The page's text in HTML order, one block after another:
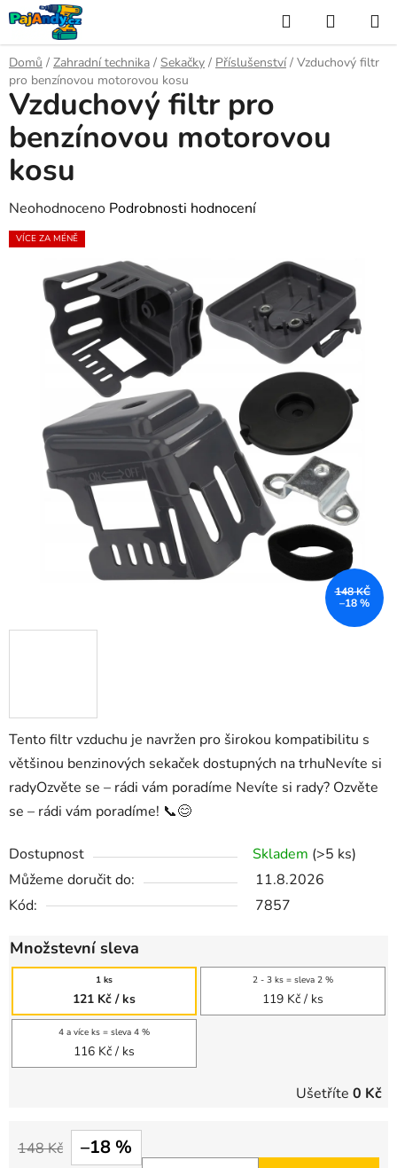
Přejít
na
obsah
Hledat
KOŠÍK
Domů / Zahradní technika / Sekačky / Příslušenství / Vzduchový filtr
pro benzínovou motorovou kosu
Tento filtr vzduchu je navržen pro širokou kompatibilitu s
většinou benzinových sekaček dostupných na trhuNevíte si
radyOzvěte se – rádi vám poradíme Nevíte si rady? Ozvěte
se – rádi vám poradíme! 📞😊
Dostupnost Skladem (>5 ks)
Můžeme doručit do:
11.8.2026
Kód:
7857
Množstevní sleva
1 ks
121 Kč / ks
2 - 3 ks = sleva 2 %
119 Kč / ks
4 a více ks = sleva 4 %
116 Kč / ks
Ušetříte 0 Kč
148 Kč –18 %
Vzduchový filtr pro
benzínovou motorovou
kosu
Průměrné
hodnocení
hvězdiček.
Neohodnoceno Podrobnosti hodnocení
VÍCE ZA MÉNĚ
148 KČ
–18 %